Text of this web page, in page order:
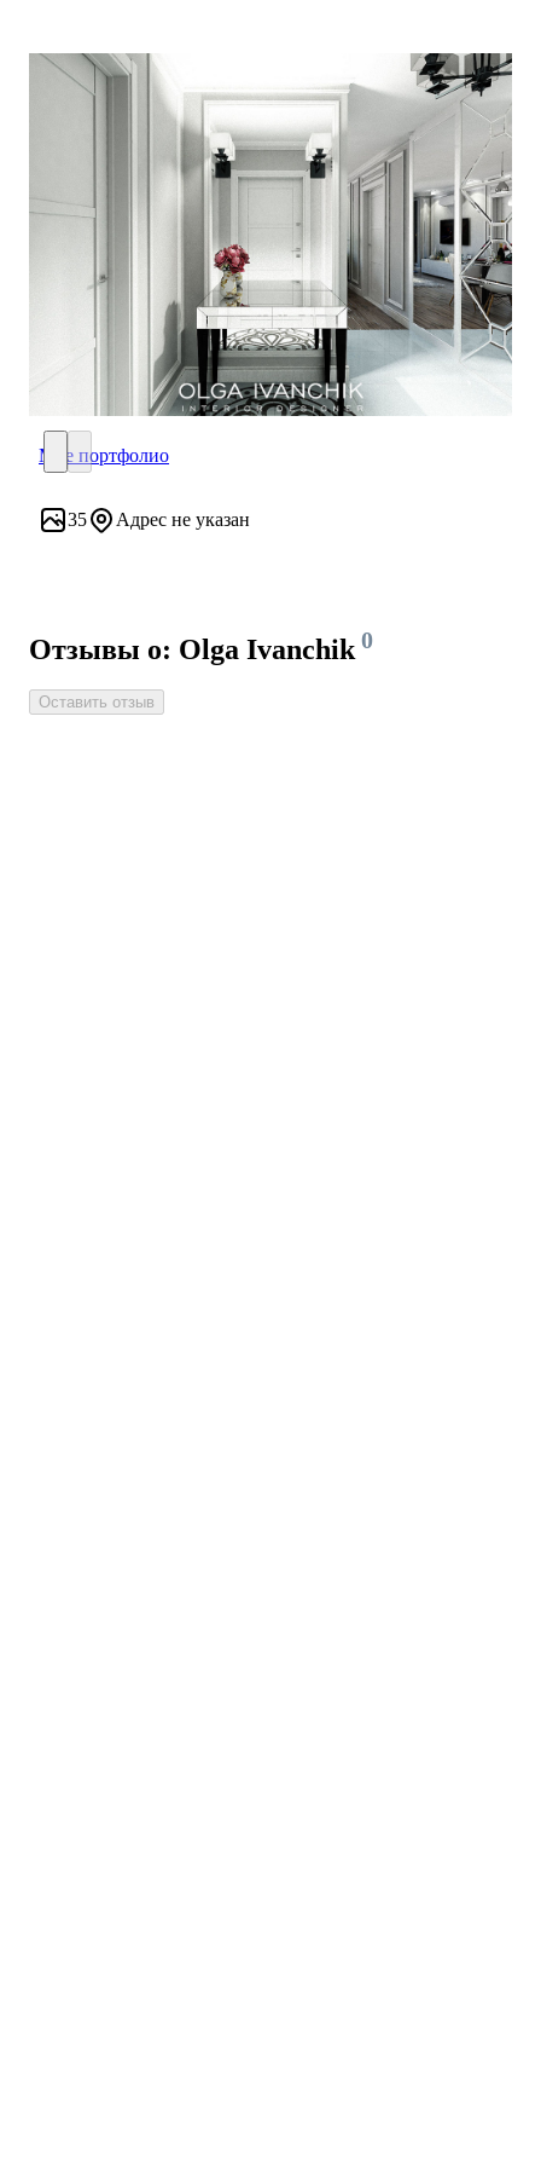
Мое портфолио
35 Адрес не указан
Отзывы о: Olga Ivanchik 0
Оставить отзыв